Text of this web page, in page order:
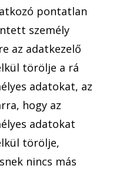
pontatlan
személy
az adatkezelő
törölje a rá
adatokat, az
rra, hogy az
adatokat
törölje,
nincs más